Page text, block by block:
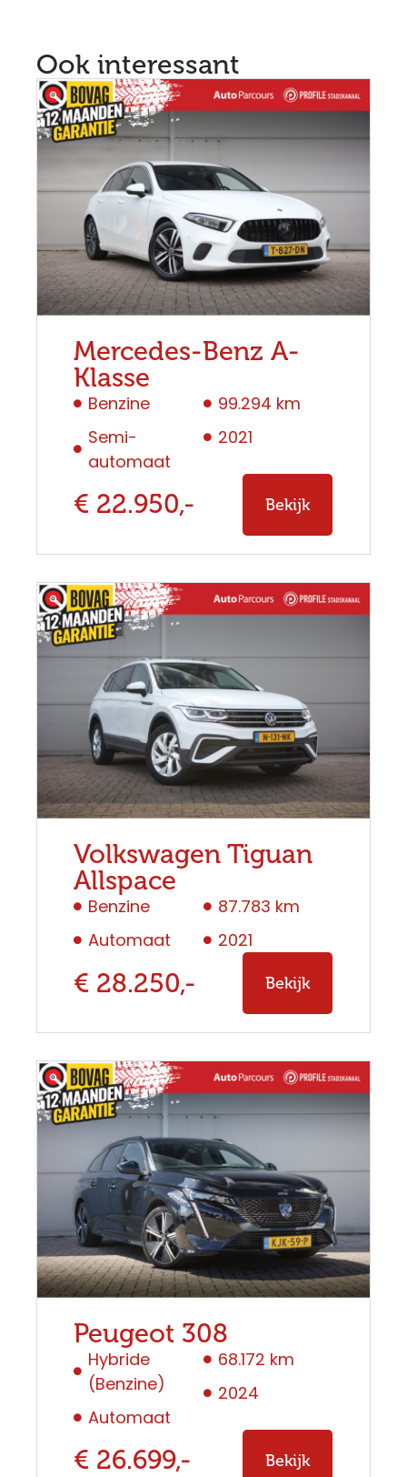
Ook interessant
Mercedes-Benz A-
Klasse
Benzine
Semi-
automaat
99.294 km
2021
€ 22.950,- Bekijk
Volkswagen Tiguan
Allspace
Benzine
Automaat
87.783 km
2021
€ 28.250,- Bekijk
Peugeot 308
Hybride
(Benzine)
Automaat
68.172 km
2024
€ 26.699,- Bekijk